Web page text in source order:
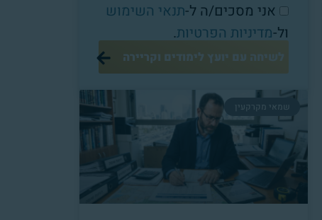
אני מסכים/ה ל-תנאי השימוש
ול-מדיניות הפרטיות.
לשיחה עם יועץ לימודים וקריירה
שמאי מקרקעין